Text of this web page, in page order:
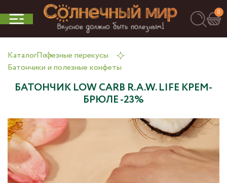
0
КаталогПолезные перекусы
Батончики и полезные конфеты
БАТОНЧИК LOW CARB R.A.W. LIFE КРЕМ-
БРЮЛЕ -23%